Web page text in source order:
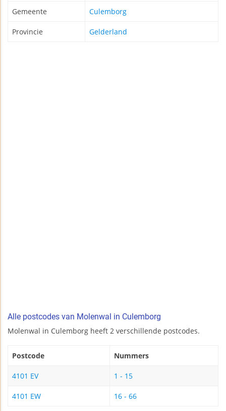
Gemeente Culemborg
Provincie Gelderland
Alle postcodes van Molenwal in Culemborg
Molenwal in Culemborg heeft 2 verschillende postcodes.
Postcode Nummers
4101 EV 1 - 15
4101 EW 16 - 66